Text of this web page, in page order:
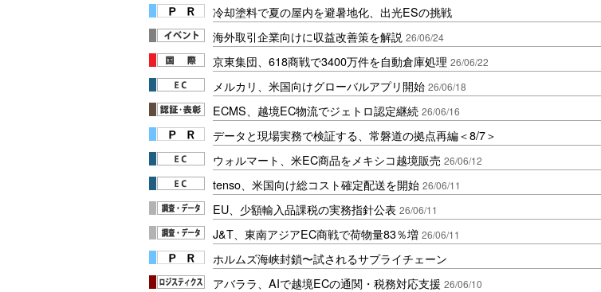
冷却塗料で夏の屋内を避暑地化、出光ESの挑戦
海外取引企業向けに収益改善策を解説 26/06/24
京東集団、618商戦で3400万件を自動倉庫処理 26/06/22
メルカリ、米国向けグローバルアプリ開始 26/06/18
ECMS、越境EC物流でジェトロ認定継続 26/06/16
データと現場実務で検証する、常磐道の拠点再編＜8/7＞
ウォルマート、米EC商品をメキシコ越境販売 26/06/12
tenso、米国向け総コスト確定配送を開始 26/06/11
EU、少額輸入品課税の実務指針公表 26/06/11
J&T、東南アジアEC商戦で荷物量83％増 26/06/11
ホルムズ海峡封鎖〜試されるサプライチェーン
アバララ、AIで越境ECの通関・税務対応支援 26/06/10